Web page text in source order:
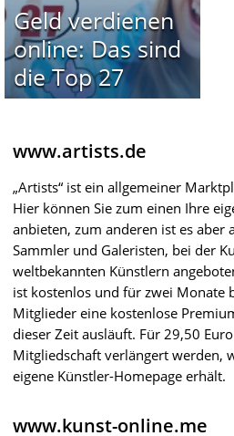
Geld verdienen
online: Das sind
die Top 27
www.artists.de
„Artists“ ist ein allgemeiner
Hier können Sie zum einen Ihre
anbieten, zum anderen ist es aber
Sammler und Galeristen, bei der
weltbekannten Künstlern
ist kostenlos und für zwei Monate
Mitglieder eine kostenlose
dieser Zeit ausläuft. Für 29,50
Mitgliedschaft verlängert werden,
eigene Künstler-Homepage erhält.
www.kunst-online.me